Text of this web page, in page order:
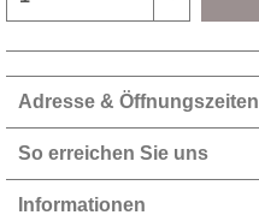
Adresse & Öffnungszeiten
So erreichen Sie uns
Informationen